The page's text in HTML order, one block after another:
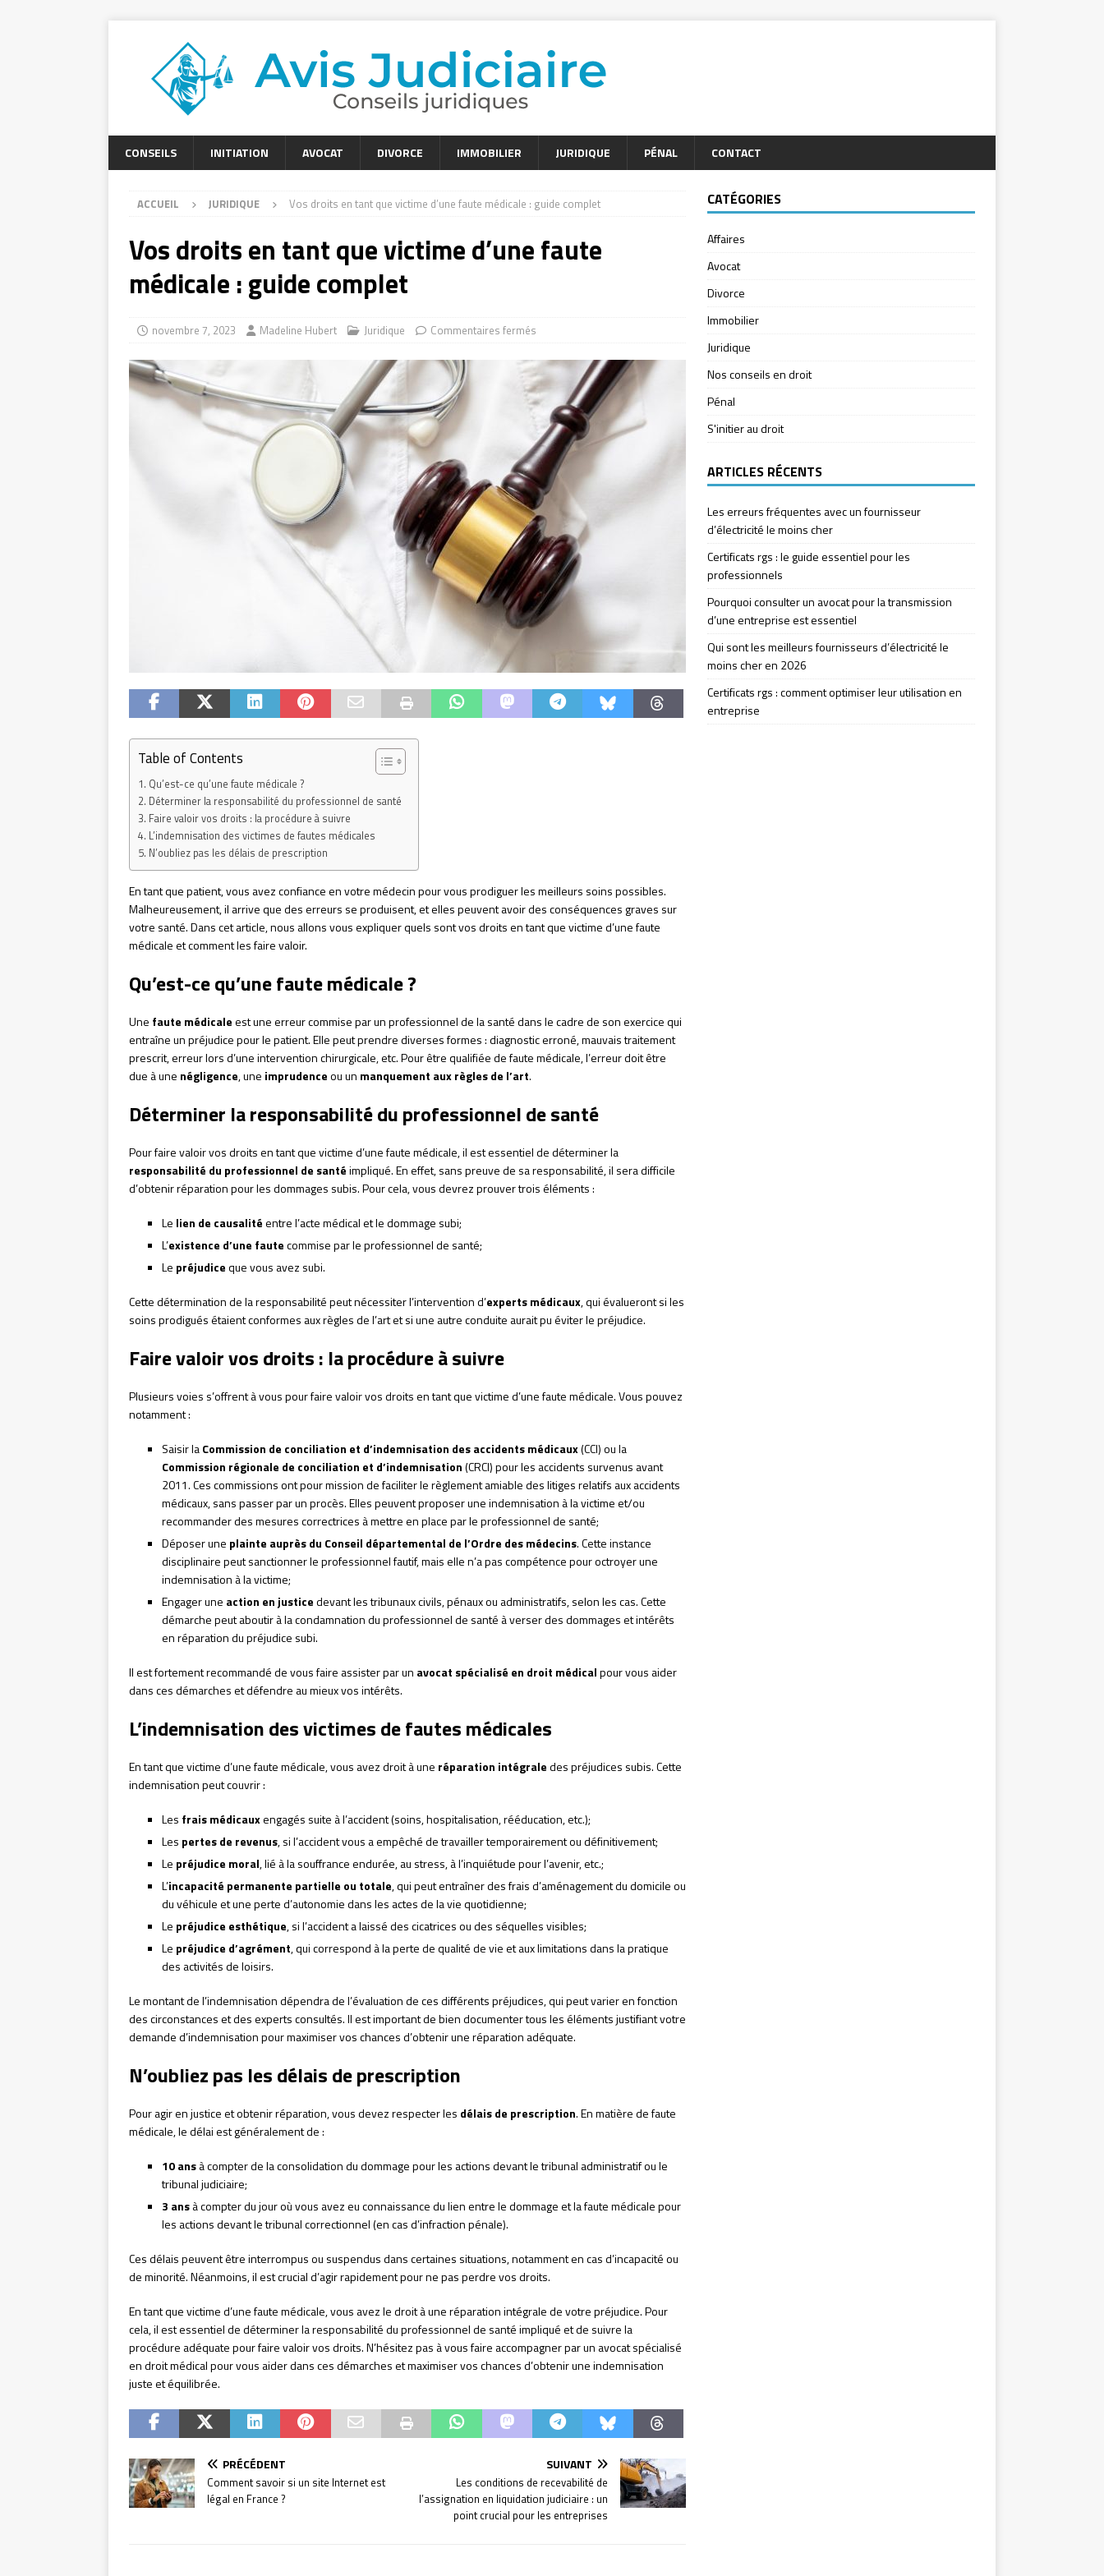
CONSEILS INITIATION AVOCAT DIVORCE IMMOBILIER JURIDIQUE PÉNAL CONTACT
ACCUEIL JURIDIQUE Vos droits en tant que victime d’une faute médicale : guide complet
Vos droits en tant que victime d’une faute
médicale : guide complet
novembre 7, 2023 Madeline Hubert Juridique Commentaires fermés
Table of Contents
Qu’est-ce qu’une faute médicale ?
Déterminer la responsabilité du professionnel de santé
Faire valoir vos droits : la procédure à suivre
L’indemnisation des victimes de fautes médicales
N’oubliez pas les délais de prescription
En tant que patient, vous avez confiance en votre médecin pour vous prodiguer les meilleurs soins possibles.
Malheureusement, il arrive que des erreurs se produisent, et elles peuvent avoir des conséquences graves sur
votre santé. Dans cet article, nous allons vous expliquer quels sont vos droits en tant que victime d’une faute
médicale et comment les faire valoir.
Qu’est-ce qu’une faute médicale ?
Une faute médicaleest une erreur commise par un professionnel de la santé dans le cadre de son exercice qui
entraîne un préjudice pour le patient. Elle peut prendre diverses formes : diagnostic erroné, mauvais traitement
prescrit, erreur lors d’une intervention chirurgicale, etc. Pour être qualifiée de faute médicale, l’erreur doit être
due à une négligence, une imprudenceou un manquement aux règles de l’art.
Déterminer la responsabilité du professionnel de santé
Pour faire valoir vos droits en tant que victime d’une faute médicale, il est essentiel de déterminer la
responsabilité du professionnel de santéimpliqué. En effet, sans preuve de sa responsabilité, il sera difficile
d’obtenir réparation pour les dommages subis. Pour cela, vous devrez prouver trois éléments :
Le lien de causalitéentre l’acte médical et le dommage subi;
L’existence d’une fautecommise par le professionnel de santé;
Le préjudiceque vous avez subi.
Cette détermination de la responsabilité peut nécessiter l’intervention d’experts médicaux, qui évalueront si les
soins prodigués étaient conformes aux règles de l’art et si une autre conduite aurait pu éviter le préjudice.
Faire valoir vos droits : la procédure à suivre
Plusieurs voies s’offrent à vous pour faire valoir vos droits en tant que victime d’une faute médicale. Vous pouvez
notamment :
Saisir laCommission de conciliation et d’indemnisation des accidents médicaux(CCI) ou la
Commission régionale de conciliation et d’indemnisation(CRCI) pour les accidents survenus avant
2011. Ces commissions ont pour mission de faciliter le règlement amiable des litiges relatifs aux accidents
médicaux, sans passer par un procès. Elles peuvent proposer une indemnisation à la victime et/ou
recommander des mesures correctrices à mettre en place par le professionnel de santé;
Déposer une plainte auprès du Conseil départemental de l’Ordre des médecins. Cette instance
disciplinaire peut sanctionner le professionnel fautif, mais elle n’a pas compétence pour octroyer une
indemnisation à la victime;
Engager une action en justicedevant les tribunaux civils, pénaux ou administratifs, selon les cas. Cette
démarche peut aboutir à la condamnation du professionnel de santé à verser des dommages et intérêts
en réparation du préjudice subi.
Il est fortement recommandé de vous faire assister par un avocat spécialisé en droit médicalpour vous aider
dans ces démarches et défendre au mieux vos intérêts.
L’indemnisation des victimes de fautes médicales
En tant que victime d’une faute médicale, vous avez droit à une réparation intégraledes préjudices subis. Cette
indemnisation peut couvrir :
Les frais médicauxengagés suite à l’accident (soins, hospitalisation, rééducation, etc.);
Les pertes de revenus, si l’accident vous a empêché de travailler temporairement ou définitivement;
Le préjudice moral, lié à la souffrance endurée, au stress, à l’inquiétude pour l’avenir, etc.;
L’incapacité permanente partielle ou totale, qui peut entraîner des frais d’aménagement du domicile ou
du véhicule et une perte d’autonomie dans les actes de la vie quotidienne;
Le préjudice esthétique, si l’accident a laissé des cicatrices ou des séquelles visibles;
Le préjudice d’agrément, qui correspond à la perte de qualité de vie et aux limitations dans la pratique
des activités de loisirs.
Le montant de l’indemnisation dépendra de l’évaluation de ces différents préjudices, qui peut varier en fonction
des circonstances et des experts consultés. Il est important de bien documenter tous les éléments justifiant votre
demande d’indemnisation pour maximiser vos chances d’obtenir une réparation adéquate.
N’oubliez pas les délais de prescription
Pour agir en justice et obtenir réparation, vous devez respecter les délais de prescription. En matière de faute
médicale, le délai est généralement de :
10 ansà compter de la consolidation du dommage pour les actions devant le tribunal administratif ou le
tribunal judiciaire;
3 ansà compter du jour où vous avez eu connaissance du lien entre le dommage et la faute médicale pour
les actions devant le tribunal correctionnel (en cas d’infraction pénale).
Ces délais peuvent être interrompus ou suspendus dans certaines situations, notamment en cas d’incapacité ou
de minorité. Néanmoins, il est crucial d’agir rapidement pour ne pas perdre vos droits.
En tant que victime d’une faute médicale, vous avez le droit à une réparation intégrale de votre préjudice. Pour
cela, il est essentiel de déterminer la responsabilité du professionnel de santé impliqué et de suivre la
procédure adéquate pour faire valoir vos droits. N’hésitez pas à vous faire accompagner par un avocat spécialisé
en droit médical pour vous aider dans ces démarches et maximiser vos chances d’obtenir une indemnisation
juste et équilibrée.
PRÉCÉDENT
Comment savoir si un site Internet est
légal en France ?
SUIVANT
Les conditions de recevabilité de
l’assignation en liquidation judiciaire : un
point crucial pour les entreprises
CATÉGORIES
Affaires
Avocat
Divorce
Immobilier
Juridique
Nos conseils en droit
Pénal
S'initier au droit
ARTICLES RÉCENTS
Les erreurs fréquentes avec un fournisseur
d’électricité le moins cher
Certificats rgs : le guide essentiel pour les
professionnels
Pourquoi consulter un avocat pour la transmission
d’une entreprise est essentiel
Qui sont les meilleurs fournisseurs d’électricité le
moins cher en 2026
Certificats rgs : comment optimiser leur utilisation en
entreprise